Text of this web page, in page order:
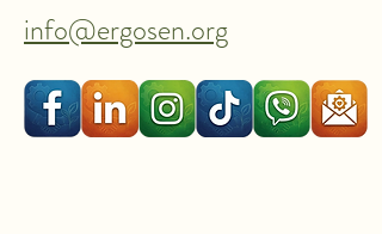
info@ergosen.org